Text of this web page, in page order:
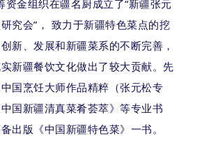
金组织在疆名厨成立了“新疆张元
究会”， 致力于新疆特色菜点的挖
新、发展和新疆菜系的不断完善，
新疆餐饮文化做出了较大贡献。先
国烹饪大师作品精粹（张元松专
国新疆清真菜肴荟萃》等专业书
出版《中国新疆特色菜》一书。